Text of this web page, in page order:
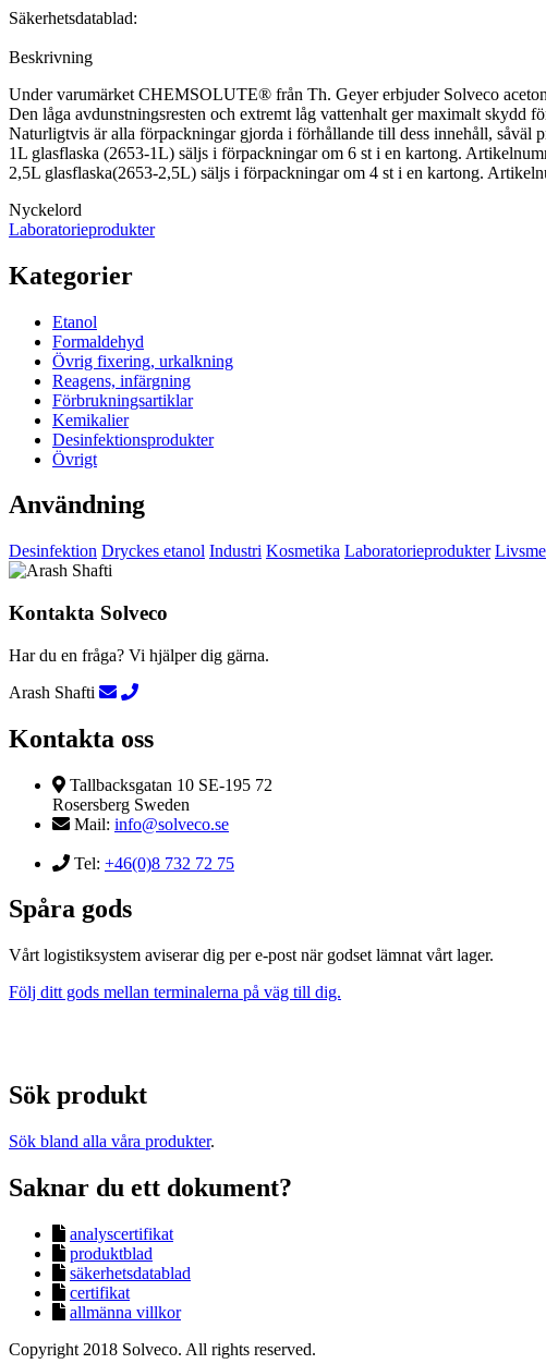
Säkerhetsdatablad:
Beskrivning
Under varumärket CHEMSOLUTE® från Th. Geyer erbjuder Solveco
Den låga avdunstningsresten och extremt låg vattenhalt ger maximalt skydd
Naturligtvis är alla förpackningar gjorda i förhållande till dess innehåll, såväl
1L glasflaska (2653-1L) säljs i förpackningar om 6 st i en kartong.
2,5L glasflaska(2653-2,5L) säljs i förpackningar om 4 st i en kartong.
Nyckelord
Laboratorieprodukter
Kategorier
Etanol
Formaldehyd
Övrig fixering, urkalkning
Reagens, infärgning
Förbrukningsartiklar
Kemikalier
Desinfektionsprodukter
Övrigt
Användning
Desinfektion Dryckes etanol Industri Kosmetika Laboratorieprodukter
Kontakta Solveco
Har du en fråga? Vi hjälper dig gärna.
Arash Shafti
Kontakta oss
Tallbacksgatan 10 SE-195 72
Rosersberg Sweden
Mail: info@solveco.se
Tel: +46(0)8 732 72 75
Spåra gods
Vårt logistiksystem aviserar dig per e-post när godset lämnat vårt lager.
Följ ditt gods mellan terminalerna på väg till dig.
Sök produkt
Sök bland alla våra produkter.
Saknar du ett dokument?
analyscertifikat
produktblad
säkerhetsdatablad
certifikat
allmänna villkor
Copyright 2018 Solveco. All rights reserved.